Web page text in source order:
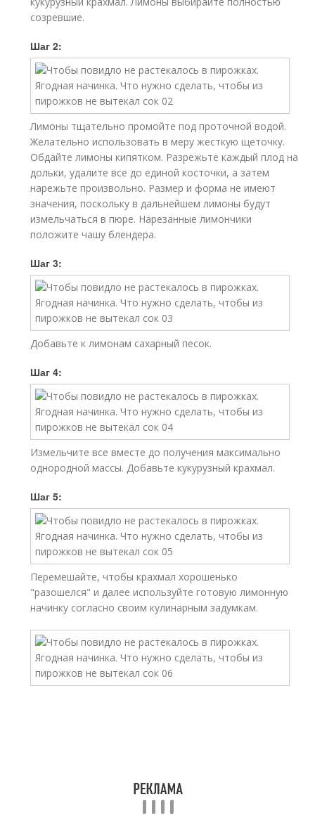
созревшие.
Шаг 2:
Лимоны тщательно промойте под проточной водой.
Желательно использовать в меру жесткую щеточку.
Обдайте лимоны кипятком. Разрежьте каждый плод на
дольки, удалите все до единой косточки, а затем
нарежьте произвольно. Размер и форма не имеют
значения, поскольку в дальнейшем лимоны будут
измельчаться в пюре. Нарезанные лимончики
положите чашу блендера.
Шаг 3:
Добавьте к лимонам сахарный песок.
Шаг 4:
Измельчите все вместе до получения максимально
однородной массы. Добавьте кукурузный крахмал.
Шаг 5:
Перемешайте, чтобы крахмал хорошенько
"разошелся" и далее используйте готовую лимонную
начинку согласно своим кулинарным задумкам.